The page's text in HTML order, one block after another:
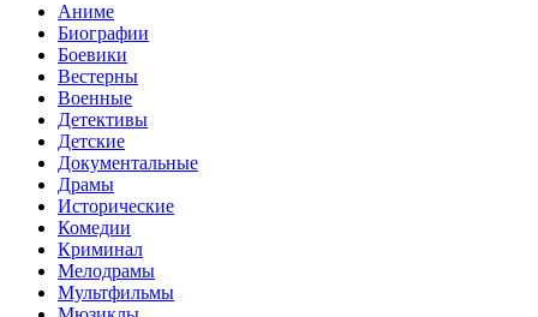
Аниме
Биографии
Боевики
Вестерны
Военные
Детективы
Детские
Документальные
Драмы
Исторические
Комедии
Криминал
Мелодрамы
Мультфильмы